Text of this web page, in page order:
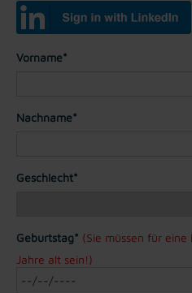
Vorname*
Nachname*
Geschlecht*
Geburtstag* (Sie müssen für eine
Jahre alt sein!)